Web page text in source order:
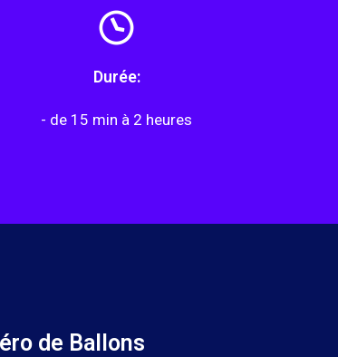
Durée:
- de 15 min à 2 heures
de Ballons